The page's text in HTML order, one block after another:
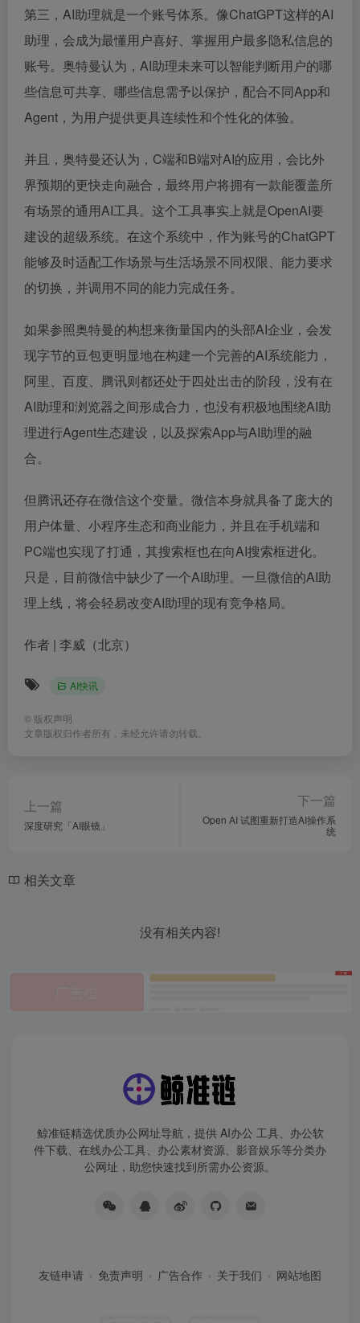
第三，AI助理就是一个账号体系。像ChatGPT这样的AI
助理，会成为最懂用户喜好、掌握用户最多隐私信息的
账号。奥特曼认为，AI助理未来可以智能判断用户的哪
些信息可共享、哪些信息需予以保护，配合不同App和
Agent，为用户提供更具连续性和个性化的体验。
并且，奥特曼还认为，C端和B端对AI的应用，会比外
界预期的更快走向融合，最终用户将拥有一款能覆盖所
有场景的通用AI工具。这个工具事实上就是OpenAI要
建设的超级系统。在这个系统中，作为账号的ChatGPT
能够及时适配工作场景与生活场景不同权限、能力要求
的切换，并调用不同的能力完成任务。
如果参照奥特曼的构想来衡量国内的头部AI企业，会发
现字节的豆包更明显地在构建一个完善的AI系统能力，
阿里、百度、腾讯则都还处于四处出击的阶段，没有在
AI助理和浏览器之间形成合力，也没有积极地围绕AI助
理进行Agent生态建设，以及探索App与AI助理的融
合。
但腾讯还存在微信这个变量。微信本身就具备了庞大的
用户体量、小程序生态和商业能力，并且在手机端和
PC端也实现了打通，其搜索框也在向AI搜索框进化。
只是，目前微信中缺少了一个AI助理。一旦微信的AI助
理上线，将会轻易改变AI助理的现有竞争格局。
作者 | 李威（北京）
AI快讯
© 版权声明
文章版权归作者所有，未经允许请勿转载。
上一篇
深度研究「AI眼镜」
下一篇
Open AI 试图重新打造AI操作系
统
相关文章
没有相关内容!
鲸准链精选优质办公网址导航，提供 AI办公 工具、办公软
件下载、在线办公工具、办公素材资源、影音娱乐等分类办
公网址，助您快速找到所需办公资源。
友链申请 免责声明 广告合作 关于我们 网站地图